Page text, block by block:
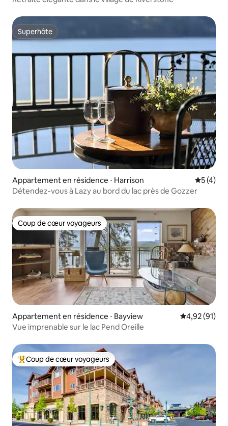
Superhôte
Superhôte
Appartement en résidence ⋅ Harrison
5 (4)
Détendez-vous à Lazy au bord du lac près de Gozzer
Coup de cœur voyageurs
Coup de cœur voyageurs
Appartement en résidence ⋅ Bayview Évaluation
4,92 (91)
Vue imprenable sur le lac Pend Oreille
Coups de cœur voyageurs les plus appréciés
Coup de cœur voyageurs